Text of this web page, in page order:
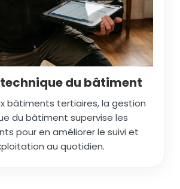
du bâtiment
bâtiments tertiaires, la gestion
du bâtiment supervise les
pour en améliorer le suivi et
au quotidien.